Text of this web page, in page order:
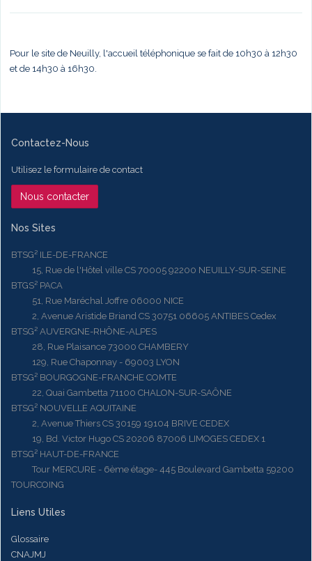
Pour le site de Neuilly, l'accueil téléphonique se fait de 10h30 à 12h30
et de 14h30 à 16h30.
Contactez-Nous
Utilisez le formulaire de contact
Nous contacter
Nos Sites
BTSG² ILE-DE-FRANCE
15, Rue de l'Hôtel ville CS 70005 92200 NEUILLY-SUR-SEINE
BTGS² PACA
51, Rue Maréchal Joffre 06000 NICE
2, Avenue Aristide Briand CS 30751 06605 ANTIBES Cedex
BTSG² AUVERGNE-RHÔNE-ALPES
28, Rue Plaisance 73000 CHAMBERY
129, Rue Chaponnay - 69003 LYON
BTSG² BOURGOGNE-FRANCHE COMTE
22, Quai Gambetta 71100 CHALON-SUR-SAÔNE
BTSG² NOUVELLE AQUITAINE
2, Avenue Thiers CS 30159 19104 BRIVE CEDEX
19, Bd. Victor Hugo CS 20206 87006 LIMOGES CEDEX 1
BTSG² HAUT-DE-FRANCE
Tour MERCURE - 6ème étage- 445 Boulevard Gambetta 59200
TOURCOING
Liens Utiles
Glossaire
CNAJMJ